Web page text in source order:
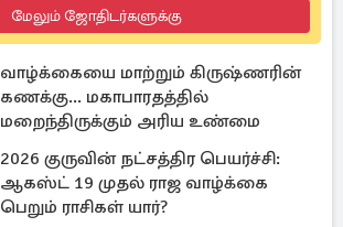
மேலும் ஜோதிடர்களுக்கு
வாழ்க்கையை மாற்றும் கிருஷ்ணரின்
கணக்கு... மகாபாரதத்தில்
மறைந்திருக்கும் அரிய உண்மை
2026 குருவின் நட்சத்திர பெயர்ச்சி:
ஆகஸ்ட் 19 முதல் ராஜ வாழ்க்கை
பெறும் ராசிகள் யார்?